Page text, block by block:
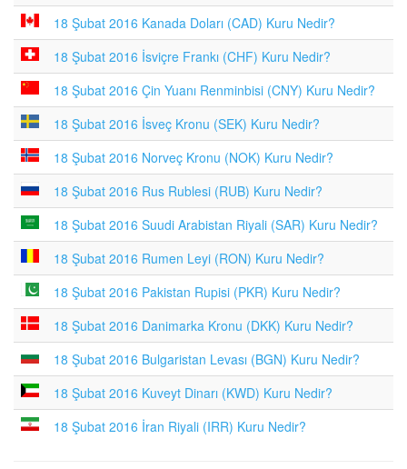
18 Şubat 2016 Kanada Doları (CAD) Kuru Nedir?
18 Şubat 2016 İsviçre Frankı (CHF) Kuru Nedir?
18 Şubat 2016 Çin Yuanı Renminbisi (CNY) Kuru Nedir?
18 Şubat 2016 İsveç Kronu (SEK) Kuru Nedir?
18 Şubat 2016 Norveç Kronu (NOK) Kuru Nedir?
18 Şubat 2016 Rus Rublesi (RUB) Kuru Nedir?
18 Şubat 2016 Suudi Arabistan Riyali (SAR) Kuru Nedir?
18 Şubat 2016 Rumen Leyi (RON) Kuru Nedir?
18 Şubat 2016 Pakistan Rupisi (PKR) Kuru Nedir?
18 Şubat 2016 Danimarka Kronu (DKK) Kuru Nedir?
18 Şubat 2016 Bulgaristan Levası (BGN) Kuru Nedir?
18 Şubat 2016 Kuveyt Dinarı (KWD) Kuru Nedir?
18 Şubat 2016 İran Riyali (IRR) Kuru Nedir?